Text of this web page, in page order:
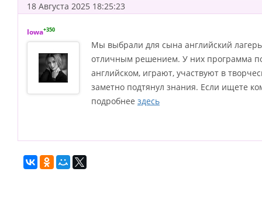
18 Августа 2025 18:25:23
Iowa+350
Мы выбрали для сына английский
отличным решением. У них программа
английском, играют, участвуют в
заметно подтянул знания. Если ищете
подробнее здесь